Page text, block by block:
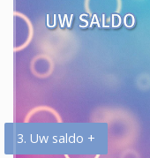
3. Uw saldo +